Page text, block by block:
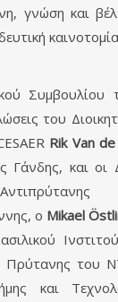
γνώση και
Συμβουλίου
του
Rik Van
Γάνδης, και οι
ο Mikael
Πρύτανης του
και